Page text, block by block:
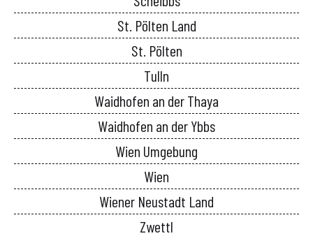
St. Pölten Land
St. Pölten
Tulln
Waidhofen an der Thaya
Waidhofen an der Ybbs
Wien Umgebung
Wien
Wiener Neustadt Land
Zwettl